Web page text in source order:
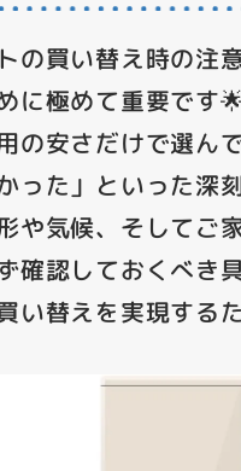
の買い替え時の注
に極めて重要です
の安さだけで選ん
った」といった深
や気候、そしてご
確認しておくべき
い替えを実現する